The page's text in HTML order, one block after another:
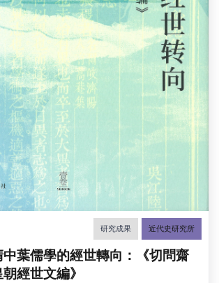
研究成果 近代史研究所
葉儒學的經世轉向：《切問齋
經世文編》